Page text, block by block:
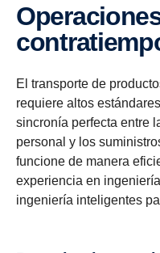
Operaciones sin
El transporte de
requiere altos
sincronía perfecta entre
personal y los
funcione de manera
experiencia en
ingeniería inteligentes